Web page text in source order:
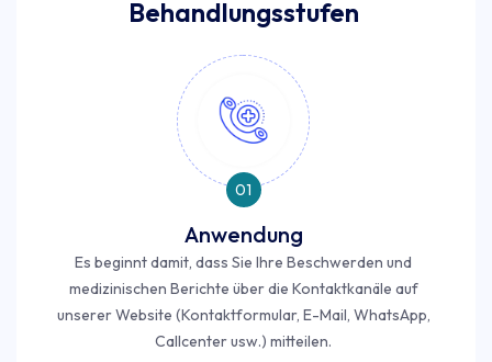
Behandlungsstufen
01
Anwendung
Es beginnt damit, dass Sie Ihre Beschwerden und
medizinischen Berichte über die Kontaktkanäle auf
unserer Website (Kontaktformular, E-Mail, WhatsApp,
Callcenter usw.) mitteilen.